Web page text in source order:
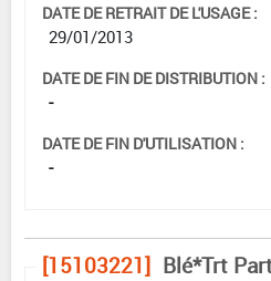
DATE DE RETRAIT DE L'USAGE :
29/01/2013
DATE DE FIN DE DISTRIBUTION :
-
DATE DE FIN D'UTILISATION :
-
[15103221] Blé*Trt